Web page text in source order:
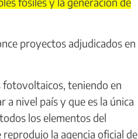
proyectos adjudicados en
teniendo en
a nivel país y que es la única
los elementos del
la agencia oficial de